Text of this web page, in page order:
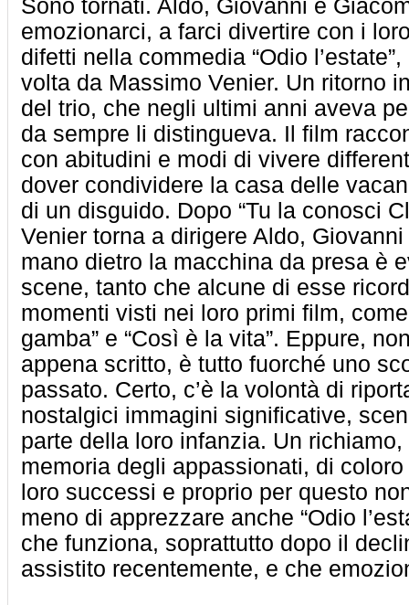
Sono tornati. Aldo, Giovanni e
emozionarci, a farci divertire con i
difetti nella commedia “Odio
volta da Massimo Venier. Un ritorno
del trio, che negli ultimi anni aveva
da sempre li distingueva. Il film
con abitudini e modi di vivere
dover condividere la casa delle
di un disguido. Dopo “Tu la conosci
Venier torna a dirigere Aldo,
mano dietro la macchina da presa è
scene, tanto che alcune di esse
momenti visti nei loro primi film,
gamba” e “Così è la vita”. Eppure,
appena scritto, è tutto fuorché uno
passato. Certo, c’è la volontà di
nostalgici immagini significative,
parte della loro infanzia. Un
memoria degli appassionati, di
loro successi e proprio per questo
meno di apprezzare anche “Odio
che funziona, soprattutto dopo il
assistito recentemente, e che